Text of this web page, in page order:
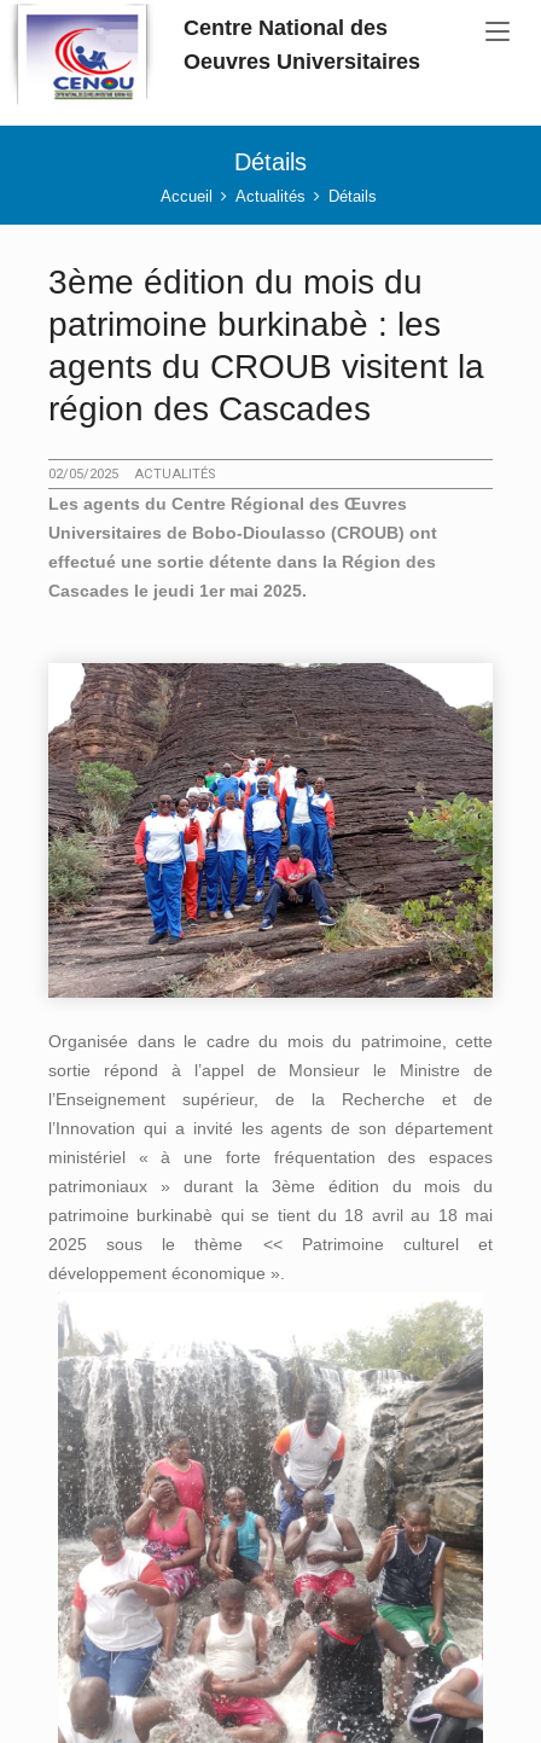
Aller au contenu principal
Centre National des
Oeuvres Universitaires
Détails
Accueil Actualités Détails
3ème édition du mois du
patrimoine burkinabè : les
agents du CROUB visitent la
région des Cascades
02/05/2025 ACTUALITÉS
Les agents du Centre Régional des Œuvres
Universitaires de Bobo-Dioulasso (CROUB) ont
effectué une sortie détente dans la Région des
Cascades le jeudi 1er mai 2025.
Organisée dans le cadre du mois du patrimoine, cette
sortie répond à l’appel de Monsieur le Ministre de
l’Enseignement supérieur, de la Recherche et de
l’Innovation qui a invité les agents de son département
ministériel « à une forte fréquentation des espaces
patrimoniaux » durant la 3ème édition du mois du
patrimoine burkinabè qui se tient du 18 avril au 18 mai
2025 sous le thème << Patrimoine culturel et
développement économique ».